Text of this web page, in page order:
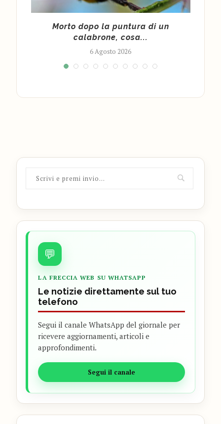
Morto dopo la puntura di un
calabrone, cosa...
6 Agosto 2026
💬
LA FRECCIA WEB SU WHATSAPP
Le notizie direttamente sul tuo
telefono
Segui il canale WhatsApp del giornale per
ricevere aggiornamenti, articoli e
approfondimenti.
Segui il canale